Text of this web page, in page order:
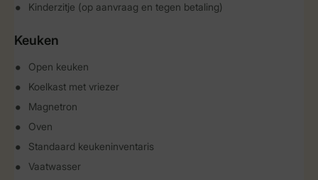
Kinderzitje (op aanvraag en tegen betaling)
Keuken
Open keuken
Koelkast met vriezer
Magnetron
Oven
Standaard keukeninventaris
Vaatwasser